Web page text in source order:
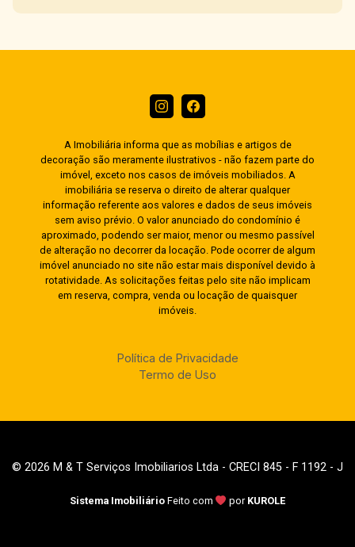
A Imobiliária informa que as mobílias e artigos de
decoração são meramente ilustrativos - não fazem parte do
imóvel, exceto nos casos de imóveis mobiliados. A
imobiliária se reserva o direito de alterar qualquer
informação referente aos valores e dados de seus imóveis
sem aviso prévio. O valor anunciado do condomínio é
aproximado, podendo ser maior, menor ou mesmo passível
de alteração no decorrer da locação. Pode ocorrer de algum
imóvel anunciado no site não estar mais disponível devido à
rotatividade. As solicitações feitas pelo site não implicam
em reserva, compra, venda ou locação de quaisquer
imóveis.
Política de Privacidade
Termo de Uso
© 2026 M & T Serviços Imobiliarios Ltda - CRECI 845 - F 1192 - J
Sistema Imobiliário Feito com por KUROLE